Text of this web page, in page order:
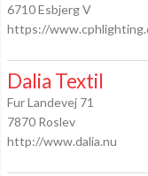
6710 Esbjerg V
https://
Dalia Textil
Fur Landevej 71
7870 Roslev
http://www.dalia.nu